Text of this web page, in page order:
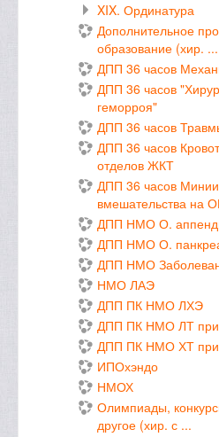
XIX. Ординатура
Дополнительное
образование (хир. ...
ДПП 36
ДПП 36 часов
геморроя"
ДПП 36 часов
ДПП 36 часов
отделов ЖКТ
ДПП 36 часов
вмешательства на
ДПП НМО О.
ДПП НМО О.
ДПП НМО
НМО ЛАЭ
ДПП ПК НМО ЛХЭ
ДПП ПК НМО ЛТ
ДПП ПК НМО ХТ
ИПОхэндо
НМОХ
Олимпиады,
другое (хир. с ...